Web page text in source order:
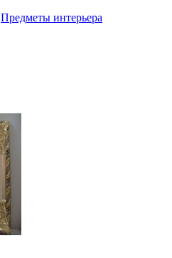
Предметы интерьера